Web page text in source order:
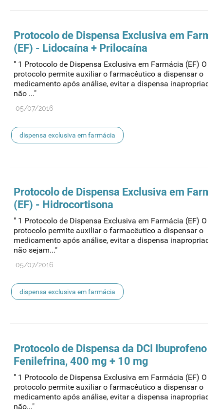
Protocolo de Dispensa Exclusiva em
(EF) - Lidocaína + Prilocaína
" 1 Protocolo de Dispensa Exclusiva em Farmácia (EF) O
protocolo permite auxiliar o farmacêutico a dispensar o
medicamento após análise, evitar a dispensa inapropriada
não ..."
05/07/2016
dispensa exclusiva em farmácia
Protocolo de Dispensa Exclusiva em
(EF) - Hidrocortisona
" 1 Protocolo de Dispensa Exclusiva em Farmácia (EF) O
protocolo permite auxiliar o farmacêutico a dispensar o
medicamento após análise, evitar a dispensa inapropriada
não sejam..."
05/07/2016
dispensa exclusiva em farmácia
Protocolo de Dispensa da DCI Ibuprofeno +
Fenilefrina, 400 mg + 10 mg
" 1 Protocolo de Dispensa Exclusiva em Farmácia (EF) O
protocolo permite auxiliar o farmacêutico a dispensar o
medicamento após análise, evitar a dispensa inapropriada
não..."